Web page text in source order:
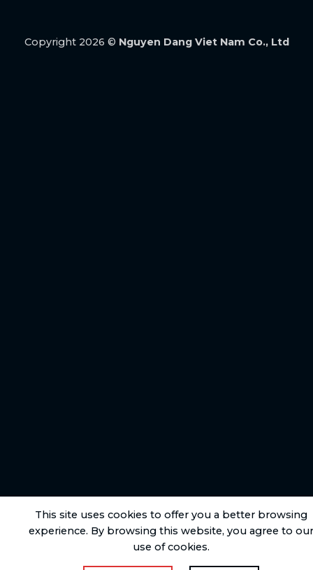
Copyright 2026 © Nguyen Dang Viet Nam Co., Ltd
This site uses cookies to offer you a better browsing
experience. By browsing this website, you agree to our
use of cookies.